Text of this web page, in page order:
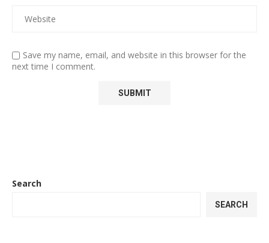
Save my name, email, and website in this browser for the
next time I comment.
Search
SEARCH